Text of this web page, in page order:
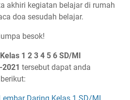
akhiri kegiatan belajar di rumah
doa sesudah belajar.
besok!
1 2 3 4 5 6 SD/MI
tersebut dapat anda